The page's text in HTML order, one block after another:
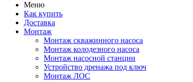
Меню
Как купить
Доставка
Монтаж
Монтаж скважинного насоса
Монтаж колодезного насоса
Монтаж насосной станции
Устройство дренажа под ключ
Монтаж ЛОС